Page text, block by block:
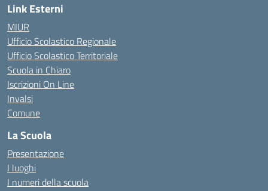
Link Esterni
MIUR
Ufficio Scolastico Regionale
Ufficio Scolastico Territoriale
Scuola in Chiaro
Iscrizioni On Line
Invalsi
Comune
La Scuola
Presentazione
I luoghi
I numeri della scuola